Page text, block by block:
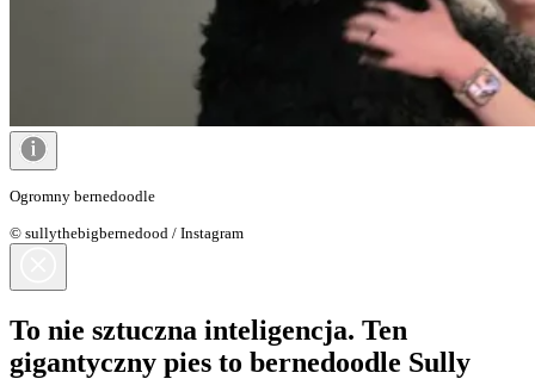
Ogromny bernedoodle
© sullythebigbernedood / Instagram
To nie sztuczna inteligencja. Ten
gigantyczny pies to bernedoodle Sully